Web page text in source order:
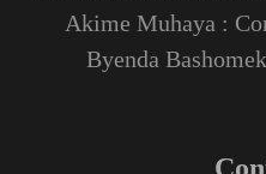
Akime Muhaya :
Byenda